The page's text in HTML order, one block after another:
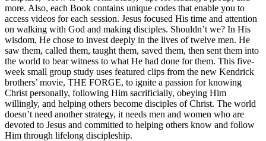
more. Also, each Book contains unique codes that enable you to
access videos for each session. Jesus focused His time and attention
on walking with God and making disciples. Shouldn’t we? In His
wisdom, He chose to invest deeply in the lives of twelve men. He
saw them, called them, taught them, saved them, then sent them into
the world to bear witness to what He had done for them. This five-
week small group study uses featured clips from the new Kendrick
brothers’ movie, THE FORGE, to ignite a passion for knowing
Christ personally, following Him sacrificially, obeying Him
willingly, and helping others become disciples of Christ. The world
doesn’t need another strategy, it needs men and women who are
devoted to Jesus and committed to helping others know and follow
Him through lifelong discipleship.